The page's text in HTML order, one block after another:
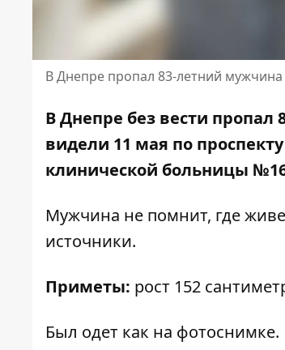
В Днепре пропал 83-летний мужчина
В Днепре без вести пропал
видели 11 мая по
клинической больницы
Мужчина не помнит, где
источники.
Приметы: рост 152
Был одет как на фотоснимке.